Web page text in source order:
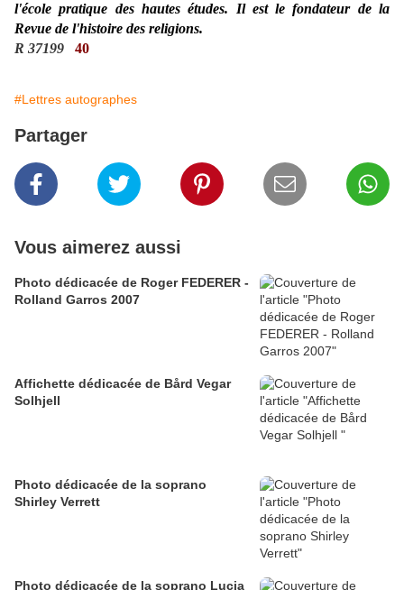
l'école pratique des hautes études. Il est le fondateur de la
Revue de l'histoire des religions.
R 37199
40
#Lettres autographes
Partager
Vous aimerez aussi
Photo dédicacée de Roger FEDERER -
Rolland Garros 2007
Affichette dédicacée de Bård Vegar
Solhjell
Photo dédicacée de la soprano
Shirley Verrett
Photo dédicacée de la soprano Lucia